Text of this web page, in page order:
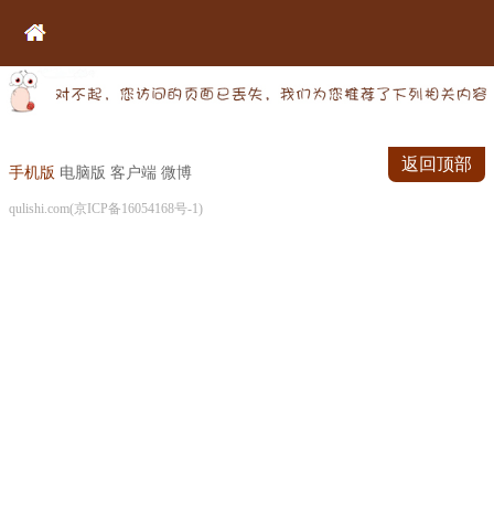
手机版 电脑版 客户端 微博
qulishi.com(京ICP备16054168号-1)
返回顶部